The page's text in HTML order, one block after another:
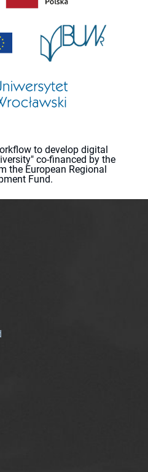
to develop digital
co-financed by the
the European Regional
Fund.